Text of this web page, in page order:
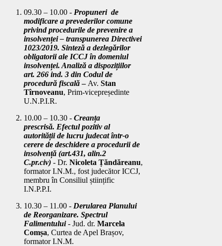
09.30 – 10.00 - Propuneri de
modificare a prevederilor comune
privind procedurile de prevenire a
insolvenței– transpunerea Directivei
1023/2019. Sinteză a dezlegărilor
obligatorii ale ICCJ în domeniul
insolvenței. Analiză a dispozițiilor
art. 266 ind. 3 din Codul de
procedură fiscală– Av. Stan
Tîrnoveanu, Prim-vicepreședinte
U.N.P.I.R.
10.00 – 10.30 - Creanța
prescrisă. Efectul pozitiv al
autorității de lucru judecat într-o
cerere de deschidere a procedurii de
insolvență (art.431, alin.2
C.pr.civ) - Dr. Nicoleta Țăndăreanu,
formator I.N.M., fost judecător ICCJ,
membru în Consiliul științific
I.N.P.P.I.
10.30 – 11.00 - Derularea Planului
de Reorganizare. Spectrul
Falimentului- Jud. dr. Marcela
Comșa, Curtea de Apel Brașov,
formator I.N.M.